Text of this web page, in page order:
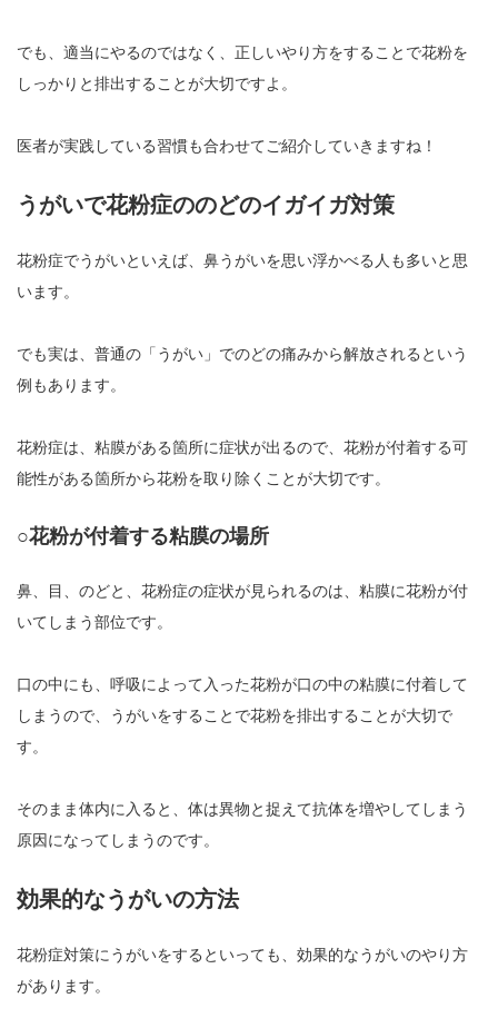
でも、適当にやるのではなく、正しいやり方をすることで花粉を
しっかりと排出することが大切ですよ。
医者が実践している習慣も合わせてご紹介していきますね！
うがいで花粉症ののどのイガイガ対策
花粉症でうがいといえば、鼻うがいを思い浮かべる人も多いと思
います。
でも実は、普通の「うがい」でのどの痛みから解放されるという
例もあります。
花粉症は、粘膜がある箇所に症状が出るので、花粉が付着する可
能性がある箇所から花粉を取り除くことが大切です。
○花粉が付着する粘膜の場所
鼻、目、のどと、花粉症の症状が見られるのは、粘膜に花粉が付
いてしまう部位です。
口の中にも、呼吸によって入った花粉が口の中の粘膜に付着して
しまうので、うがいをすることで花粉を排出することが大切で
す。
そのまま体内に入ると、体は異物と捉えて抗体を増やしてしまう
原因になってしまうのです。
効果的なうがいの方法
花粉症対策にうがいをするといっても、効果的なうがいのやり方
があります。